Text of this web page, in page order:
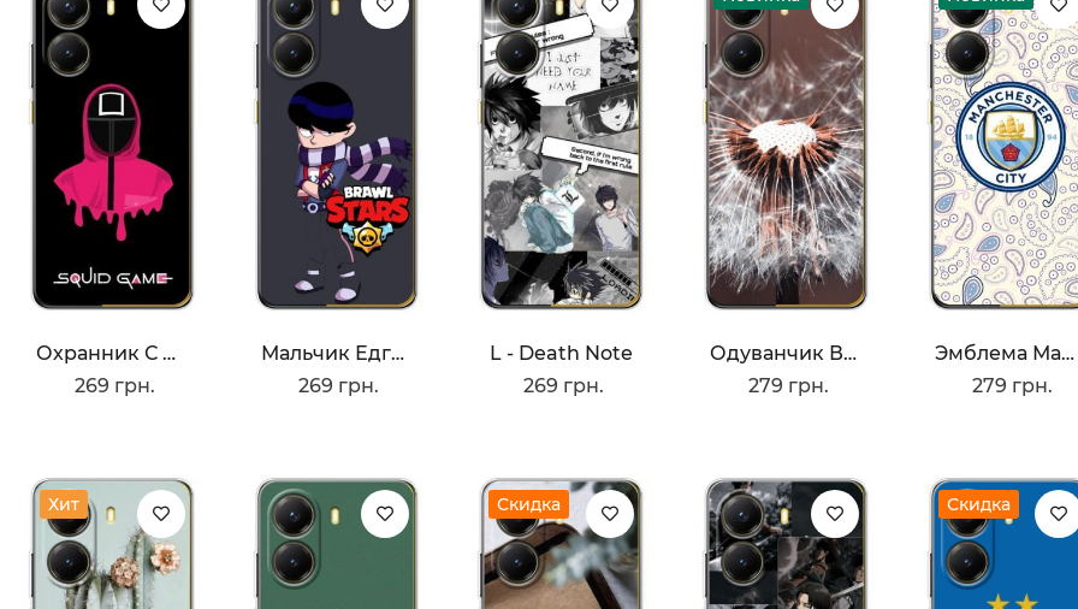
Охранник С Квадратом
269 грн.
Мальчик Едгар
269 грн.
L - Death Note
269 грн.
Одуванчик Вблизи
279 грн.
Эмблема Ман Сити
279 грн.
Хит Скидка Скидка